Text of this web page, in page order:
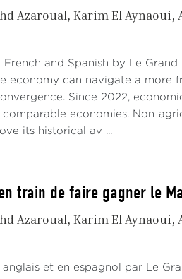
Azaroual Karim El Aynaoui
and Spanish by Le
economy can navigate a more
Since 2022,
economies. Non-
its historical av ...
train de faire gagner le
Azaroual Karim El Aynaoui
et en espagnol par Le